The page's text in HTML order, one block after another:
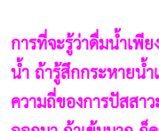
การที่จะรู้ว่าดื่มน้ำเพี
น้ำ ถ้ารู้สึกกระหายน้
ความถี่ของการปัสสา